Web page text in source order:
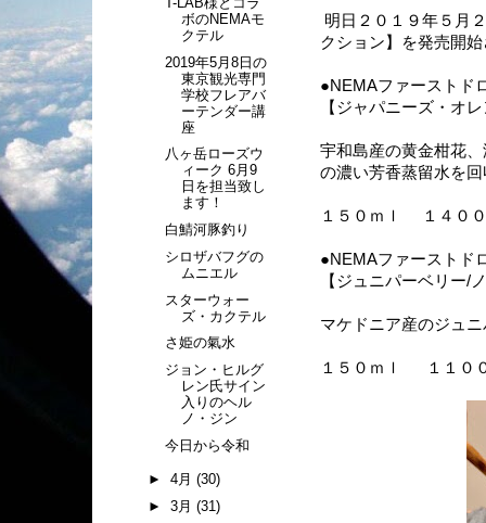
明日２０１９年５月
クション】を発売開
●NEMAファーストド
【ジャパニーズ・オ
宇和島産の黄金柑花
の濃い芳香蒸留水を
１５０ｍｌ １４０
●NEMAファーストド
【ジュニパーベリー/
マケドニア産のジュ
１５０ｍｌ １１０
ボのNEMAモ
クテル
2019年5月8日の
東京観光専門
学校フレアバ
ーテンダー講
座
八ヶ岳ローズウ
ィーク 6月9
日を担当致し
ます！
白鯖河豚釣り
シロザバフグの
ムニエル
スターウォー
ズ・カクテル
さ姫の氣水
ジョン・ヒルグ
レン氏サイン
入りのヘル
ノ・ジン
今日から令和
► 4月 (30)
► 3月 (31)